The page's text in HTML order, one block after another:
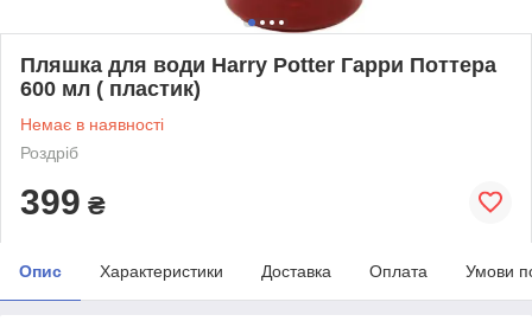
Пляшка для води Harry Potter Гарри Поттера
600 мл ( пластик)
Немає в наявності
Роздріб
399 ₴
Опис Характеристики Доставка Оплата Умови